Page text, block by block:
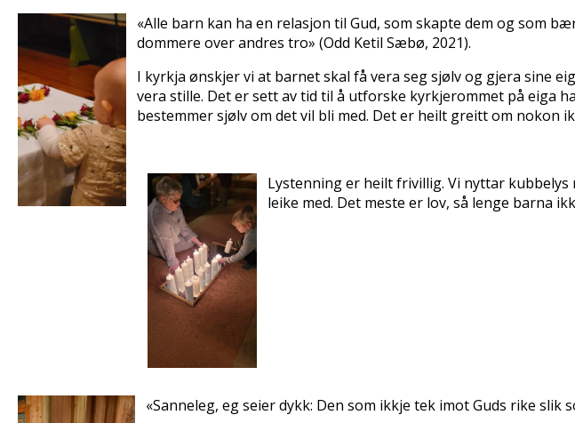
«Alle barn kan ha en relasjon til Gud, som skapte dem og som
dommere over andres tro» (Odd Ketil Sæbø, 2021).
I kyrkja ønskjer vi at barnet skal få vera seg sjølv og gjera sine
vera stille. Det er sett av tid til å utforske kyrkjerommet på eiga
bestemmer sjølv om det vil bli med. Det er heilt greitt om nokon
Lystenning er heilt frivillig. Vi nyttar
leike med. Det meste er lov, så lenge barna
«Sanneleg, eg seier dykk: Den som ikkje tek imot Guds rike slik